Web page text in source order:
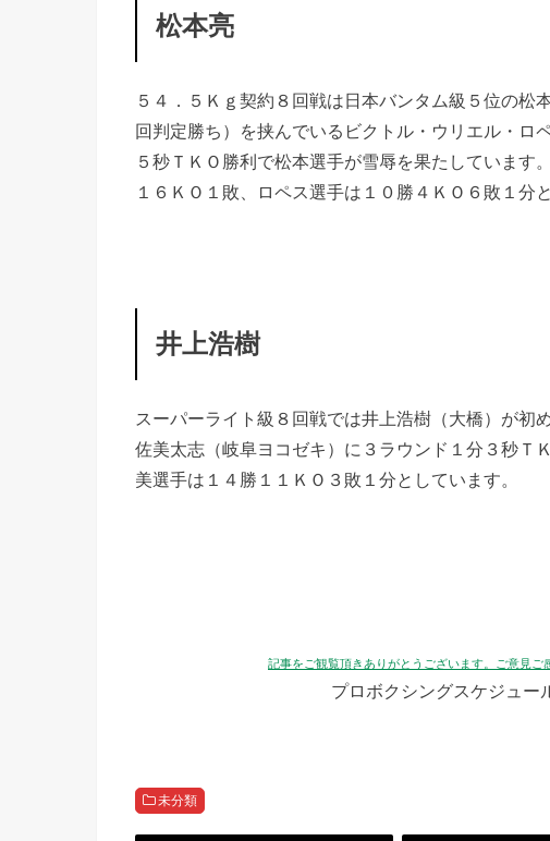
松本亮
５４．５Ｋｇ契約８回戦は日本バンタム級５位の松
回判定勝ち）を挟んでいるビクトル・ウリエル・ロ
５秒ＴＫＯ勝利で松本選手が雪辱を果たしています
１６ＫＯ１敗、ロペス選手は１０勝４ＫＯ６敗１分
井上浩樹
スーパーライト級８回戦では井上浩樹（大橋）が初
佐美太志（岐阜ヨコゼキ）に３ラウンド１分３秒Ｔ
美選手は１４勝１１ＫＯ３敗１分としています。
記事をご観覧頂きありがとうございます。ご意見ご
プロボクシングスケジュー
未分類